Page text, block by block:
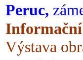
Peruc,
Výstava